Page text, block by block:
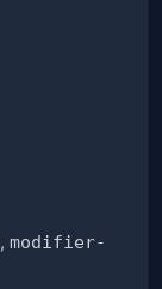
, modifier-